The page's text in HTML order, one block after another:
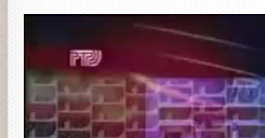
Рекламная заставка